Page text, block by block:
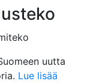
uutta
Lue lisää